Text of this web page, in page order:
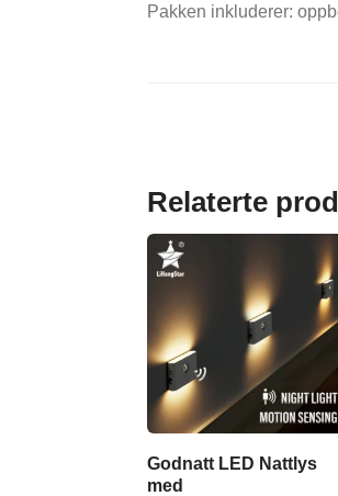
Pakken inkluderer:
Relaterte
Godnatt LED Nattlys
med